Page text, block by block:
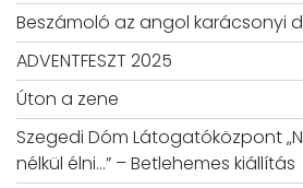
Beszámoló az angol karácsonyi
ADVENTFESZT 2025
Úton a zene
Szegedi Dóm Látogatóközpont
nélkül élni…” – Betlehemes kiállítás